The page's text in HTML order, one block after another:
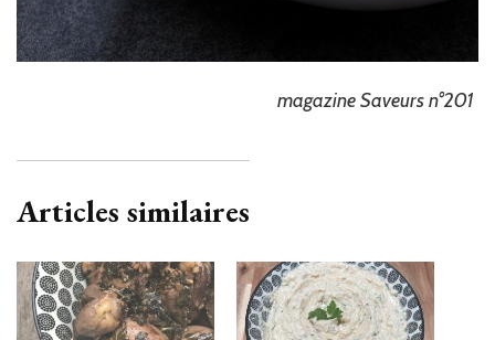
magazine Saveurs n°201
Articles similaires